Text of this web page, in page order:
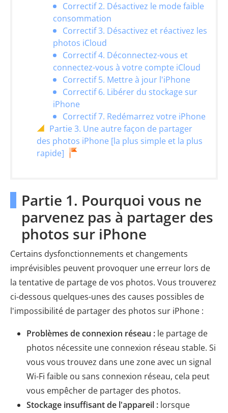
Correctif 2. Désactivez le mode faible
consommation
Correctif 3. Désactivez et réactivez les
photos iCloud
Correctif 4. Déconnectez-vous et
connectez-vous à votre compte iCloud
Correctif 5. Mettre à jour l'iPhone
Correctif 6. Libérer du stockage sur
iPhone
Correctif 7. Redémarrez votre iPhone
Partie 3. Une autre façon de partager
des photos iPhone [la plus simple et la plus
rapide]
Partie 1. Pourquoi vous ne
parvenez pas à partager des
photos sur iPhone
Certains dysfonctionnements et changements
imprévisibles peuvent provoquer une erreur lors de
la tentative de partage de vos photos. Vous trouverez
ci-dessous quelques-unes des causes possibles de
l'impossibilité de partager des photos sur iPhone :
Problèmes de connexion réseau : le partage de
photos nécessite une connexion réseau stable. Si
vous vous trouvez dans une zone avec un signal
Wi-Fi faible ou sans connexion réseau, cela peut
vous empêcher de partager des photos.
Stockage insuffisant de l'appareil : lorsque